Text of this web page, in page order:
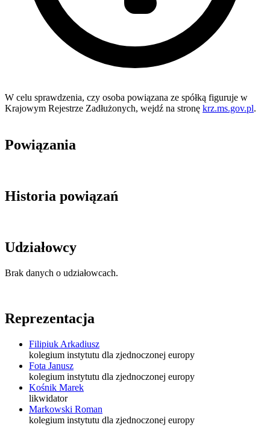
W celu sprawdzenia, czy osoba powiązana ze spółką figuruje w
Krajowym Rejestrze Zadłużonych, wejdź na stronę krz.ms.gov.pl.
Powiązania
Historia powiązań
Udziałowcy
Brak danych o udziałowcach.
Reprezentacja
Filipiuk Arkadiusz
kolegium instytutu dla zjednoczonej europy
Fota Janusz
kolegium instytutu dla zjednoczonej europy
Kośnik Marek
likwidator
Markowski Roman
kolegium instytutu dla zjednoczonej europy